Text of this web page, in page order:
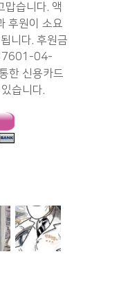
맙습니다. 액
후원이 소요
니다. 후원금
04-
한 신용카드
습니다.